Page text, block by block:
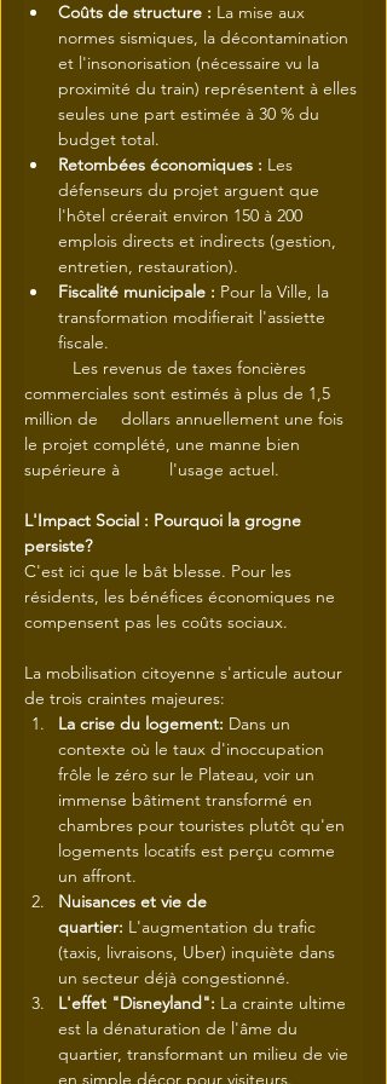
Coûts de structure : La mise aux
normes sismiques, la décontamination
et l'insonorisation (nécessaire vu la
proximité du train) représentent à elles
seules une part estimée à 30 % du
budget total.
Retombées économiques : Les
défenseurs du projet arguent que
l'hôtel créerait environ 150 à 200
emplois directs et indirects (gestion,
entretien, restauration).
Fiscalité municipale : Pour la Ville, la
transformation modifierait l'assiette
fiscale.
commerciales sont estimés à plus de 1,5
million de 	dollars annuellement une fois
le projet complété, une manne bien
supérieure à 	l'usage actuel.
L'Impact Social : Pourquoi la grogne
persiste?
C'est ici que le bât blesse. Pour les
résidents, les bénéfices économiques ne
compensent pas les coûts sociaux.
La mobilisation citoyenne s'articule autour
de trois craintes majeures:
La crise du logement: Dans un
contexte où le taux d'inoccupation
frôle le zéro sur le Plateau, voir un
immense bâtiment transformé en
chambres pour touristes plutôt qu'en
logements locatifs est perçu comme
un affront.
Nuisances et vie de
quartier: L'augmentation du trafic
(taxis, livraisons, Uber) inquiète dans
un secteur déjà congestionné.
L'effet "Disneyland": La crainte ultime
est la dénaturation de l'âme du
quartier, transformant un milieu de vie
en simple décor pour visiteurs.